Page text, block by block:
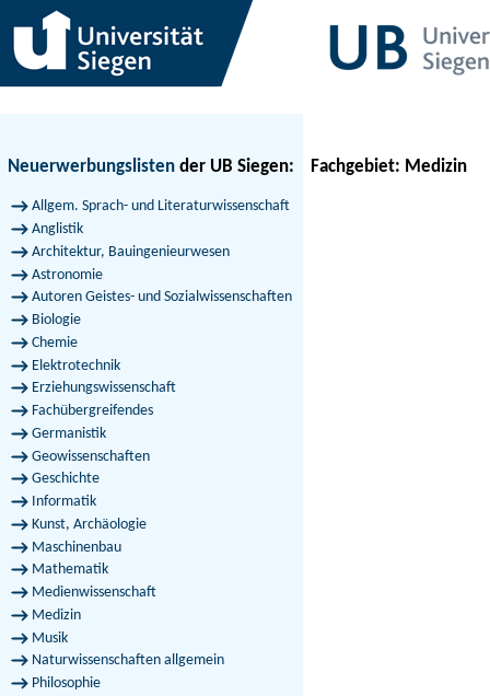
Neuerwerbungslisten der UB Siegen:
Allgem. Sprach- und Literaturwissenschaft
Anglistik
Architektur, Bauingenieurwesen
Astronomie
Autoren Geistes- und Sozialwissenschaften
Biologie
Chemie
Elektrotechnik
Erziehungswissenschaft
Fachübergreifendes
Germanistik
Geowissenschaften
Geschichte
Informatik
Kunst, Archäologie
Maschinenbau
Mathematik
Medienwissenschaft
Medizin
Musik
Naturwissenschaften allgemein
Philosophie
Fachgebiet: Medizin